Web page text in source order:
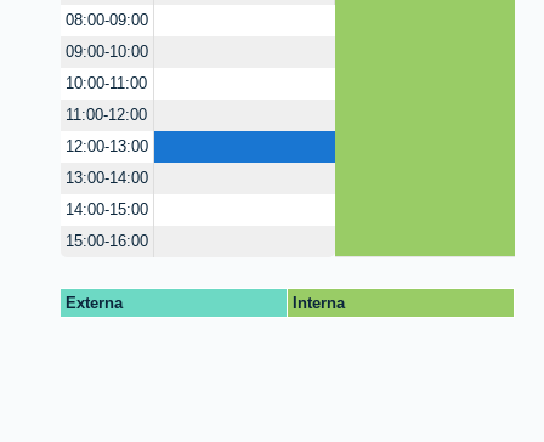
08:00-09:00
09:00-10:00
10:00-11:00
11:00-12:00
12:00-13:00
13:00-14:00
14:00-15:00
15:00-16:00
Externa Interna